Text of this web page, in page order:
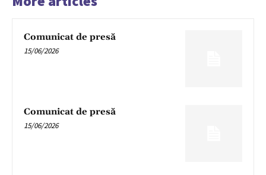
Comunicat de presă
15/06/2026
Comunicat de presă
15/06/2026